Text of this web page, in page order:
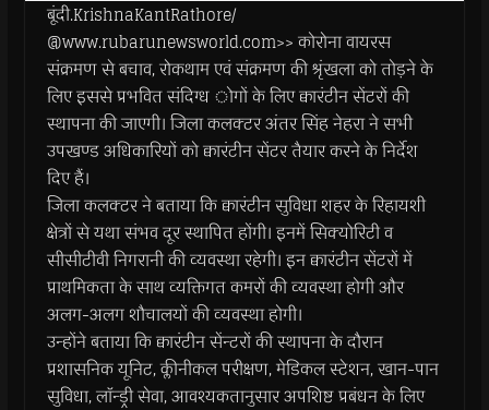
बूंदी.KrishnaKantRathore/
@www.rubarunewsworld.com>> कोरोना वायरस
संक्रमण से बचाव, रोकथाम एवं संक्रमण की श्रृंखला को तोड़ने के
लिए इससे प्रभवित संदिग्ध ोगों के लिए क्वारंटीन सेंटरों की
स्थापना की जाएगी। जिला कलक्टर अंतर सिंह नेहरा ने सभी
उपखण्ड अधिकारियों को क्वारंटीन सेंटर तैयार करने के निर्देश
दिए हैं।
जिला कलक्टर ने बताया कि क्वारंटीन सुविधा शहर के रिहायशी
क्षेत्रों से यथा संभव दूर स्थापित होंगी। इनमें सिक्योरिटी व
सीसीटीवी निगरानी की व्यवस्था रहेगी। इन क्वारंटीन सेंटरों में
प्राथमिकता के साथ व्यक्तिगत कमरों की व्यवस्था होगी और
अलग-अलग शौचालयों की व्यवस्था होगी।
उन्होंने बताया कि क्वारंटीन सेंन्टरों की स्थापना के दौरान
प्रशासनिक यूनिट, क्लीनीकल परीक्षण, मेडिकल स्टेशन, खान-पान
सुविधा, लाॅन्ड्री सेवा, आवश्यकतानुसार अपशिष्ट प्रबंधन के लिए